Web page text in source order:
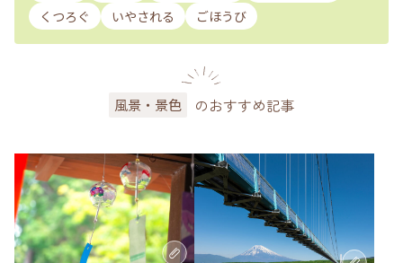
くつろぐ
いやされる ごほうび
風景・景色 のおすすめ記事